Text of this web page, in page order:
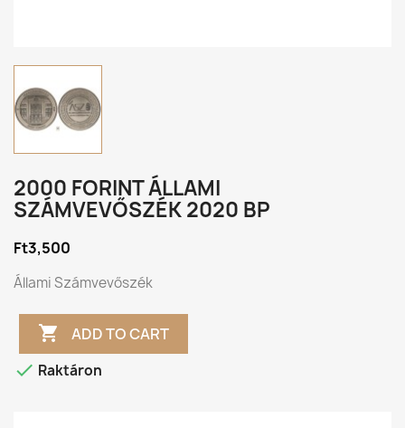
2000 FORINT ÁLLAMI
SZÁMVEVŐSZÉK 2020 BP
Ft3,500
Állami Számvevőszék
 ADD TO CART
 Raktáron